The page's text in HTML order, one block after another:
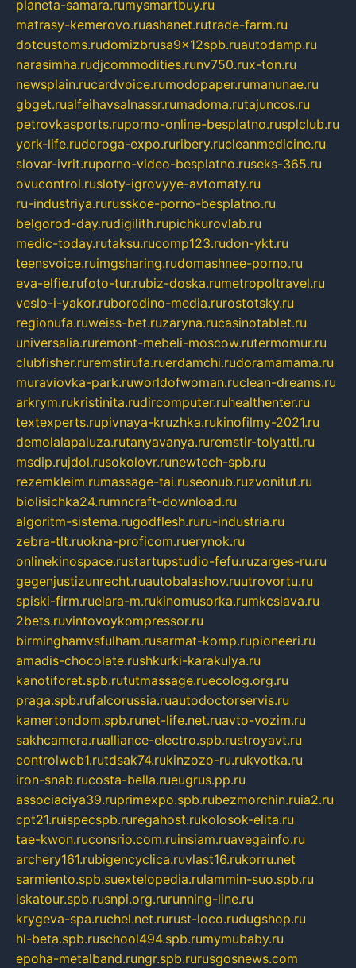
planeta-samara.rumysmartbuy.ru
matrasy-kemerovo.ruashanet.rutrade-farm.ru
dotcustoms.rudomizbrusa9x12spb.ruautodamp.ru
narasimha.rudjcommodities.runv750.rux-ton.ru
newsplain.rucardvoice.rumodopaper.rumanunae.ru
gbget.rualfeihavsalnassr.rumadoma.rutajuncos.ru
petrovkasports.ruporno-online-besplatno.rusplclub.ru
york-life.rudoroga-expo.ruribery.rucleanmedicine.ru
slovar-ivrit.ruporno-video-besplatno.ruseks-365.ru
ovucontrol.rusloty-igrovyye-avtomaty.ru
ru-industriya.rurusskoe-porno-besplatno.ru
belgorod-day.rudigilith.rupichkurovlab.ru
medic-today.rutaksu.rucomp123.rudon-ykt.ru
teensvoice.ruimgsharing.rudomashnee-porno.ru
eva-elfie.rufoto-tur.rubiz-doska.rumetropoltravel.ru
veslo-i-yakor.ruborodino-media.rurostotsky.ru
regionufa.ruweiss-bet.ruzaryna.rucasinotablet.ru
universalia.ruremont-mebeli-moscow.rutermomur.ru
clubfisher.ruremstirufa.ruerdamchi.rudoramamama.ru
muraviovka-park.ruworldofwoman.ruclean-dreams.ru
arkrym.rukristinita.rudircomputer.ruhealthenter.ru
textexperts.rupivnaya-kruzhka.rukinofilmy-2021.ru
demolalapaluza.rutanyavanya.ruremstir-tolyatti.ru
msdip.rujdol.rusokolovr.runewtech-spb.ru
rezemkleim.rumassage-tai.ruseonub.ruzvonitut.ru
biolisichka24.rumncraft-download.ru
algoritm-sistema.rugodflesh.ruru-industria.ru
zebra-tlt.ruokna-proficom.ruerynok.ru
onlinekinospace.rustartupstudio-fefu.ruzarges-ru.ru
gegenjustizunrecht.ruautobalashov.ruutrovortu.ru
spiski-firm.ruelara-m.rukinomusorka.rumkcslava.ru
2bets.ruvintovoykompressor.ru
birminghamvsfulham.rusarmat-komp.rupioneeri.ru
amadis-chocolate.rushkurki-karakulya.ru
kanotiforet.spb.rututmassage.ruecolog.org.ru
praga.spb.rufalcorussia.ruautodoctorservis.ru
kamertondom.spb.runet-life.net.ruavto-vozim.ru
sakhcamera.rualliance-electro.spb.rustroyavt.ru
controlweb1.rutdsak74.rukinzozo-ru.rukvotka.ru
iron-snab.rucosta-bella.rueugrus.pp.ru
associaciya39.ruprimexpo.spb.rubezmorchin.ruia2.ru
cpt21.ruispecspb.ruregahost.rukolosok-elita.ru
tae-kwon.ruconsrio.com.ruinsiam.ruavegainfo.ru
archery161.rubigencyclica.ruvlast16.rukorru.net
sarmiento.spb.suextelopedia.rulammin-suo.spb.ru
iskatour.spb.rusnpi.org.rurunning-line.ru
krygeva-spa.ruchel.net.rurust-loco.rudugshop.ru
hl-beta.spb.ruschool494.spb.rumymubaby.ru
epoha-metalband.rungr.spb.rurusgosnews.com